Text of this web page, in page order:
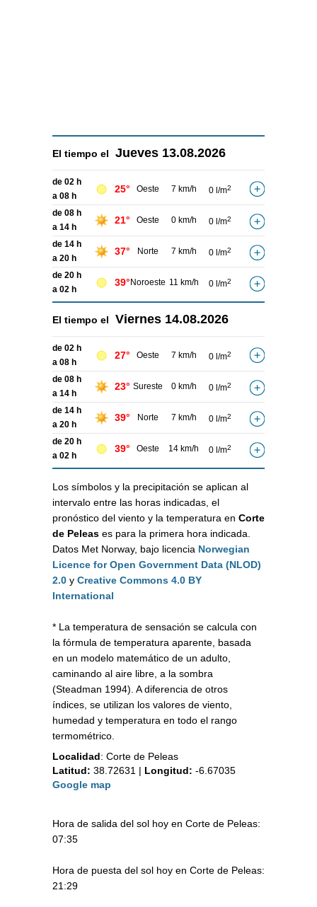
El tiempo el Jueves 13.08.2026
de 02 h
a 08 h
25° Oeste 7 km/h 0 l/m2
de 08 h
a 14 h
21° Oeste 0 km/h 0 l/m2
de 14 h
a 20 h
37° Norte 7 km/h 0 l/m2
de 20 h
a 02 h
39° Noroeste 11 km/h 0 l/m2
El tiempo el Viernes 14.08.2026
de 02 h
a 08 h
27° Oeste 7 km/h 0 l/m2
de 08 h
a 14 h
23° Sureste 0 km/h 0 l/m2
de 14 h
a 20 h
39° Norte 7 km/h 0 l/m2
de 20 h
a 02 h
39° Oeste 14 km/h 0 l/m2
Los símbolos y la precipitación se aplican al
intervalo entre las horas indicadas, el
pronóstico del viento y la temperatura en Corte
de Peleas es para la primera hora indicada.
Datos Met Norway, bajo licencia Norwegian
Licence for Open Government Data (NLOD)
2.0 y Creative Commons 4.0 BY
International
* La temperatura de sensación se calcula con
la fórmula de temperatura aparente, basada
en un modelo matemático de un adulto,
caminando al aire libre, a la sombra
(Steadman 1994). A diferencia de otros
índices, se utilizan los valores de viento,
humedad y temperatura en todo el rango
termométrico.
Localidad: Corte de Peleas
Latitud: 38.72631 | Longitud: -6.67035
Google map
Hora de salida del sol hoy en Corte de Peleas:
07:35
Hora de puesta del sol hoy en Corte de Peleas:
21:29